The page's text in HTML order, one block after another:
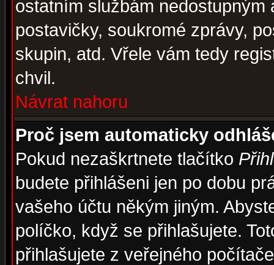
ostatním službám
postavičky, soukromé zprávy,
skupin, atd. Vřele vám tedy
chvil.
Návrat nahoru
Proč jsem automaticky
Pokud nezaškrtnete tlačítko
budete přihlášeni jen po dobu
vašeho účtu někým jiným.
políčko, když se přihlašujete.
přihlašujete z veřejného